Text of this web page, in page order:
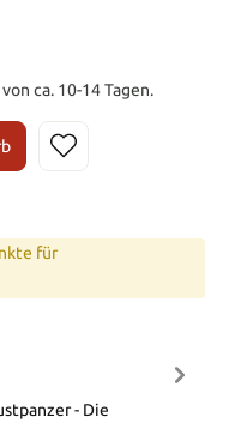
ca. 10-14 Tagen.
für
- Die